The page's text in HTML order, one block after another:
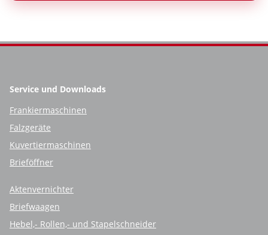
Service und Downloads
Frankiermaschinen
Falzgeräte
Kuvertiermaschinen
Brieföffner
Aktenvernichter
Briefwaagen
Hebel,- Rollen,- und Stapelschneider